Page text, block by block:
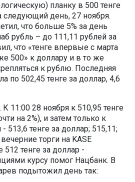
планку в 500 тенге
следующий день, 27 ноября.
что больше 5% за день
рубль – до 111,11 рублей за
что «тенге впервые с марта
500» к доллару и в то же
к рублю. Последняя
по 502,45 тенге за доллар, 4,6
11:00 28 ноября к 510,95 тенге
на 2%), и затем только к
тенге за доллар; 515,11;
торги на KASE
тенге за доллар -
курсу помог Нацбанк. В
подытожил день так: